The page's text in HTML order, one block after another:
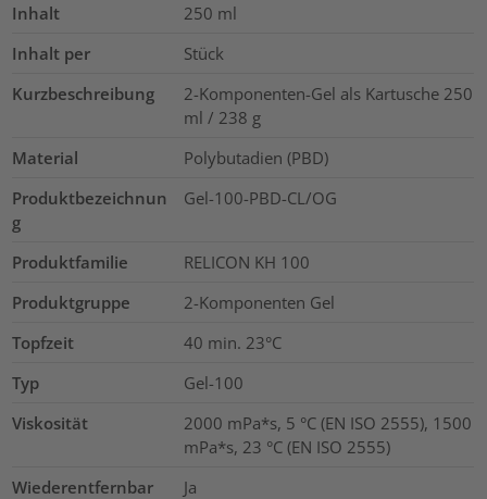
Inhalt 250 ml
Inhalt per
Stück
Kurzbeschreibung
2-Komponenten-Gel als Kartusche 250
ml / 238 g
Material
Polybutadien (PBD)
Produktbezeichnun
g
Gel-100-PBD-CL/OG
Produktfamilie
RELICON KH 100
Produktgruppe
2-Komponenten Gel
Topfzeit
40 min. 23°C
Typ
Gel-100
Viskosität
2000 mPa*s, 5 °C (EN ISO 2555), 1500
mPa*s, 23 °C (EN ISO 2555)
Wiederentfernbar
Ja